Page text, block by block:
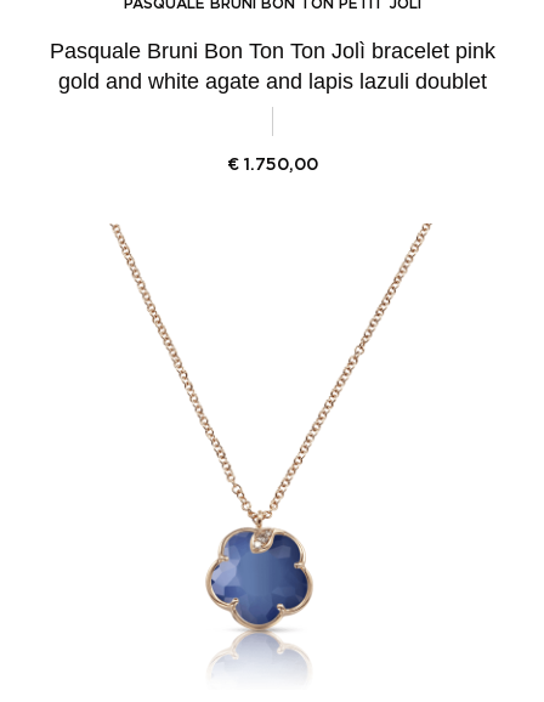
PASQUALE BRUNI BON TON PETIT JOLÌ
Pasquale Bruni Bon Ton Ton Jolì bracelet pink
gold and white agate and lapis lazuli doublet
€ 1.750,00